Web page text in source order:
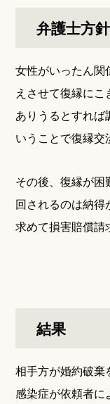
弁護士方
女性がいったん
えさせて復縁に
ありうるとすれば
いうことで復縁交
その後、復縁が困
回されるのは納
求めて損害賠償請
結果
相手方が婚約破
感染症が依頼者に